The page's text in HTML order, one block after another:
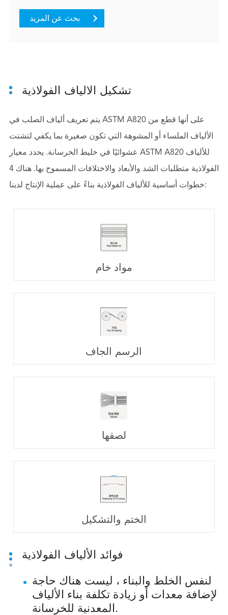
بحث عن المزيد
تشكيل الالياف الفولاذية
يتم تعريف ألياف الصلب في ASTM A820 على أنها قطع من
الألياف الملساء أو المشوهة التي تكون صغيرة بما يكفي لتشتت
عشوائيًا في خليط الخرسانة. يحدد معيار ASTM A820 للألياف
الفولاذية متطلبات الشد والأبعاد والاختلافات المسموح بها. هناك 4
خطوات أساسية للألياف الفولاذية بناءً على عملية الإنتاج لدينا:
مواد خام
الرسم الجاف
لصقها
الختم والتشكيل
فوائد الألياف الفولاذية
لنفس الخلط والبناء ، ليست هناك حاجة
لإضافة معدات أو زيادة تكلفة بناء الألياف
المعدنية للخرسانة.